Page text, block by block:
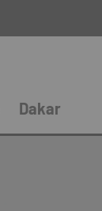
Dakar